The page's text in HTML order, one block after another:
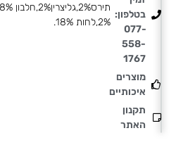
בטלפון:
077-
558-
1767
מוצרים
איכותיים
תקנון
האתר
2%,לחות 18%.